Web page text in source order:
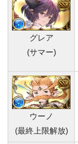
グレア
(サマー)
ウーノ
(最終上限解放)